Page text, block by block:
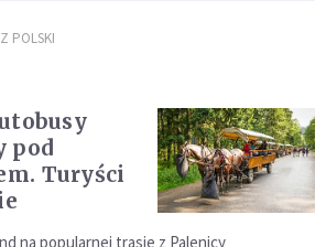
POLSKI
pod
Turyści
na popularnej trasie z Palenicy